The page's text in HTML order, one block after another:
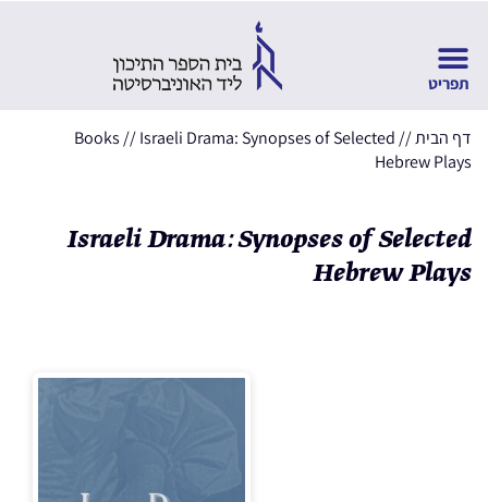
דף הבית//
Books //Israeli Drama: Synopses of Selected
Hebrew Plays
Israeli Drama: Synopses of Selected
Hebrew Plays